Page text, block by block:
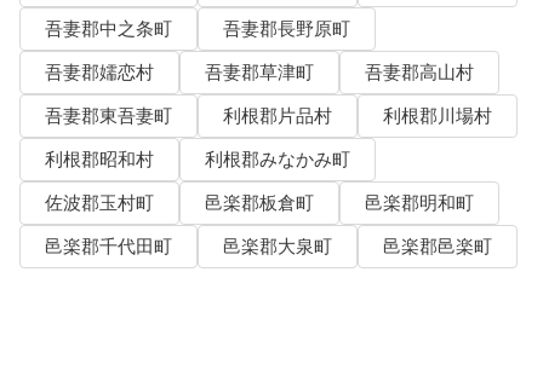
吾妻郡中之条町
吾妻郡長野原町
吾妻郡嬬恋村
吾妻郡草津町
吾妻郡高山村
吾妻郡東吾妻町
利根郡片品村
利根郡川場村
利根郡昭和村
利根郡みなかみ町
佐波郡玉村町
邑楽郡板倉町
邑楽郡明和町
邑楽郡千代田町
邑楽郡大泉町 邑楽郡邑楽町